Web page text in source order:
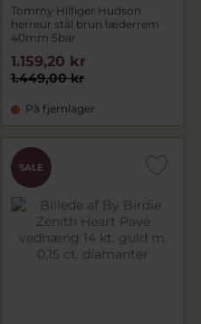
Tommy Hilfiger Hudson
herreur stål brun læderrem
40mm 5bar
1.449,00 kr
1.159,20 kr
På fjernlager
SALE